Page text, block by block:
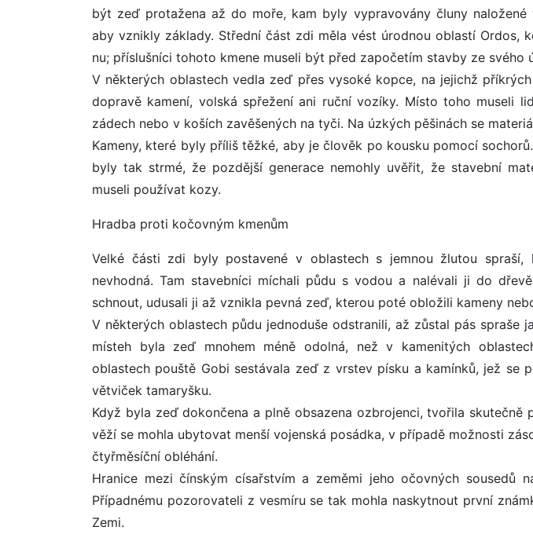
být zeď protažena až do moře, kam byly vypravovány čluny
aby vznikly základy. Střední část zdi měla vést úrodnou oblastí Ordos,
nu; příslušníci tohoto kmene museli být před započetím stavby ze svého
V některých oblastech vedla zeď přes vysoké kopce, na jejichž
dopravě kamení, volská spřežení ani ruční vozíky. Místo toho museli
zádech nebo v koších zavěšených na tyči. Na úzkých pěšinách se
Kameny, které byly příliš těžké, aby je člověk po kousku pomocí
byly tak strmé, že pozdější generace nemohly uvěřit, že stavební
museli používat kozy.
Hradba proti kočovným kmenům
Velké části zdi byly postavené v oblastech s jemnou žlutou spraší,
nevhodná. Tam stavebníci míchali půdu s vodou a nalévali ji do
schnout, udusali ji až vznikla pevná zeď, kterou poté obložili kameny
V některých oblastech půdu jednoduše odstranili, až zůstal pás spraše
místeh byla zeď mnohem méně odolná, než v kamenitých
oblastech pouště Gobi sestávala zeď z vrstev písku a kamínků, jež se
větviček tamaryšku.
Když byla zeď dokončena a plně obsazena ozbrojenci, tvořila skutečně
věží se mohla ubytovat menší vojenská posádka, v případě možnosti
čtyřměsíční obléhání.
Hranice mezi čínským císařstvím a zeměmi jeho očovných sousedů
Případnému pozorovateli z vesmíru se tak mohla naskytnout první
Zemi.